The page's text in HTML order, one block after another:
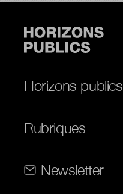
Horizons publics
Rubriques
Newsletter